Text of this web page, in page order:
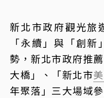
新北市政府觀光旅
「永續」與「創
勢，新北市政府推
大橋」、「新北市
年聚落」三大場域